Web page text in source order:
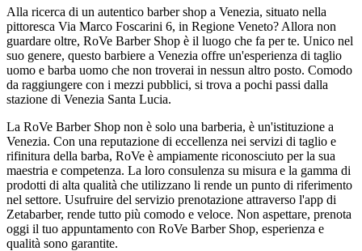
Alla ricerca di un autentico barber shop a Venezia, situato nella
pittoresca Via Marco Foscarini 6, in Regione Veneto? Allora non
guardare oltre, RoVe Barber Shop è il luogo che fa per te. Unico nel
suo genere, questo barbiere a Venezia offre un'esperienza di taglio
uomo e barba uomo che non troverai in nessun altro posto. Comodo
da raggiungere con i mezzi pubblici, si trova a pochi passi dalla
stazione di Venezia Santa Lucia.
La RoVe Barber Shop non è solo una barberia, è un'istituzione a
Venezia. Con una reputazione di eccellenza nei servizi di taglio e
rifinitura della barba, RoVe è ampiamente riconosciuto per la sua
maestria e competenza. La loro consulenza su misura e la gamma di
prodotti di alta qualità che utilizzano li rende un punto di riferimento
nel settore. Usufruire del servizio prenotazione attraverso l'app di
Zetabarber, rende tutto più comodo e veloce. Non aspettare, prenota
oggi il tuo appuntamento con RoVe Barber Shop, esperienza e
qualità sono garantite.